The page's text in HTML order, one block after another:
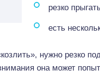
резко
есть
нужно резко
она может